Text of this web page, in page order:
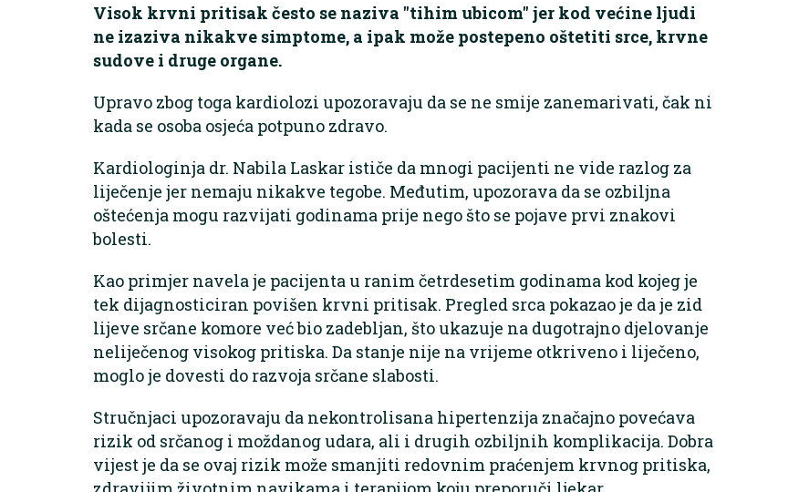
Visok krvni pritisak često se naziva "tihim ubicom" jer kod većine ljudi
ne izaziva nikakve simptome, a ipak može postepeno oštetiti srce, krvne
sudove i druge organe.
Upravo zbog toga kardiolozi upozoravaju da se ne smije zanemarivati, čak ni
kada se osoba osjeća potpuno zdravo.
Kardiologinja dr. Nabila Laskar ističe da mnogi pacijenti ne vide razlog za
liječenje jer nemaju nikakve tegobe. Međutim, upozorava da se ozbiljna
oštećenja mogu razvijati godinama prije nego što se pojave prvi znakovi
bolesti.
Kao primjer navela je pacijenta u ranim četrdesetim godinama kod kojeg je
tek dijagnosticiran povišen krvni pritisak. Pregled srca pokazao je da je zid
lijeve srčane komore već bio zadebljan, što ukazuje na dugotrajno djelovanje
neliječenog visokog pritiska. Da stanje nije na vrijeme otkriveno i liječeno,
moglo je dovesti do razvoja srčane slabosti.
Stručnjaci upozoravaju da nekontrolisana hipertenzija značajno povećava
rizik od srčanog i moždanog udara, ali i drugih ozbiljnih komplikacija. Dobra
vijest je da se ovaj rizik može smanjiti redovnim praćenjem krvnog pritiska,